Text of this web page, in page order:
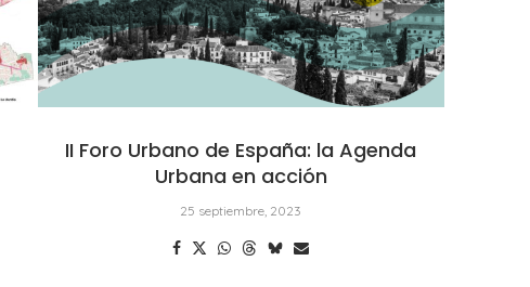
II Foro Urbano de España: la Agenda
Urbana en acción
25 septiembre, 2023